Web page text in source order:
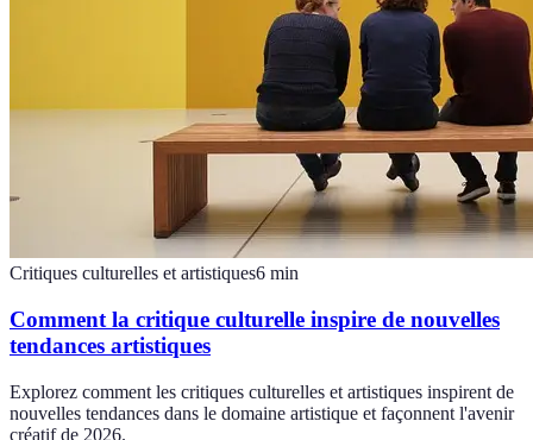
Critiques culturelles et artistiques6 min
Comment la critique culturelle inspire de nouvelles
tendances artistiques
Explorez comment les critiques culturelles et artistiques inspirent de
nouvelles tendances dans le domaine artistique et façonnent l'avenir
créatif de 2026.